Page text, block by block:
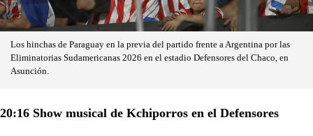
Los hinchas de Paraguay en la previa del partido frente a Argentina por las
Eliminatorias Sudamericanas 2026 en el estadio Defensores del Chaco, en
Asunción.
20:16 Show musical de Kchiporros en el Defensores